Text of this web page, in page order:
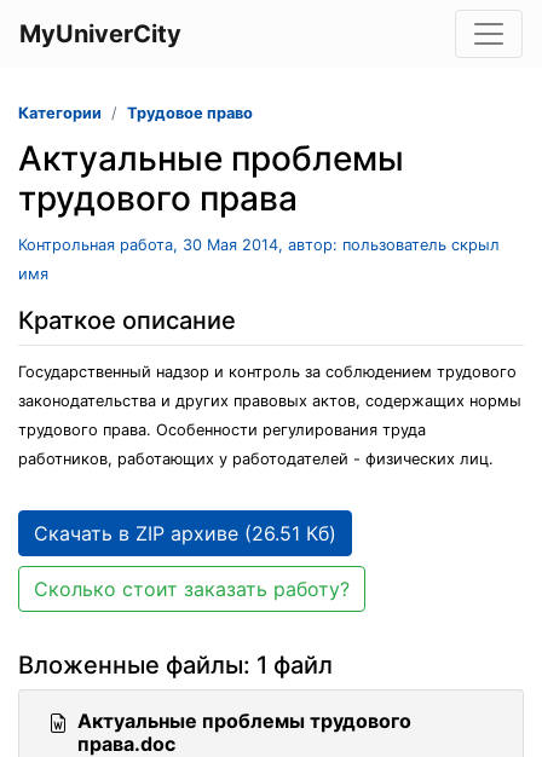
MyUniverCity
Категории Трудовое право
Актуальные проблемы
трудового права
Контрольная работа, 30 Мая 2014, автор: пользователь скрыл
имя
Краткое описание
Государственный надзор и контроль за соблюдением трудового
законодательства и других правовых актов, содержащих нормы
трудового права. Особенности регулирования труда
работников, работающих у работодателей - физических лиц.
Скачать в ZIP архиве (26.51 Кб)
Сколько стоит заказать работу?
Вложенные файлы: 1 файл
Актуальные проблемы трудового
права.doc